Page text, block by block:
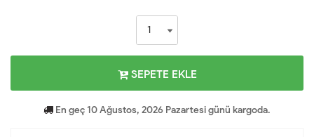
SEPETE EKLE
En geç 10 Ağustos, 2026 Pazartesi günü kargoda.